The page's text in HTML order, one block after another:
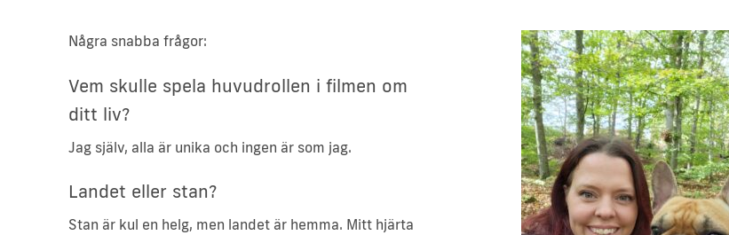
Några snabba frågor:
Vem skulle spela huvudrollen i filmen om
ditt liv?
Jag själv, alla är unika och ingen är som jag.
Landet eller stan?
Stan är kul en helg, men landet är hemma. Mitt hjärta